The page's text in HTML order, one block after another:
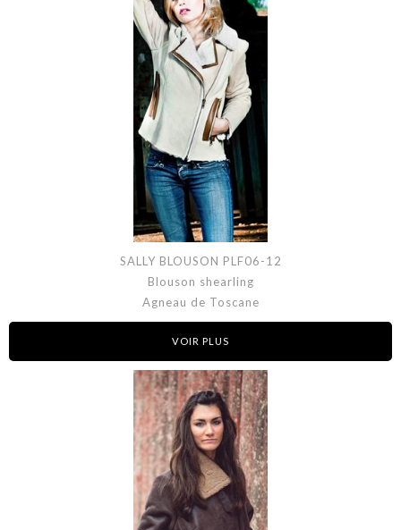
SALLY BLOUSON PLF06-12
Blouson shearling
Agneau de Toscane
VOIR PLUS